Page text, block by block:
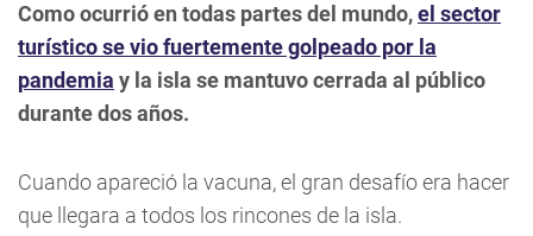
Como ocurrió en todas partes del mundo,el sector
turístico se vio fuertemente golpeado por la
pandemia y la isla se mantuvo cerrada al público
durante dos años.
Cuando apareció la vacuna, el gran desafío era hacer
que llegara a todos los rincones de la isla.